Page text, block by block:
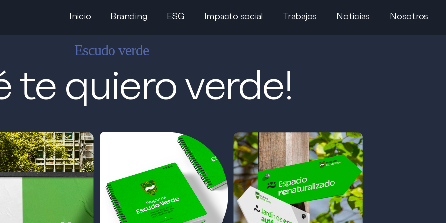
Inicio Branding ESG Impacto social Trabajos Noticias Nosotros
Escudo verde
te quiero verde!